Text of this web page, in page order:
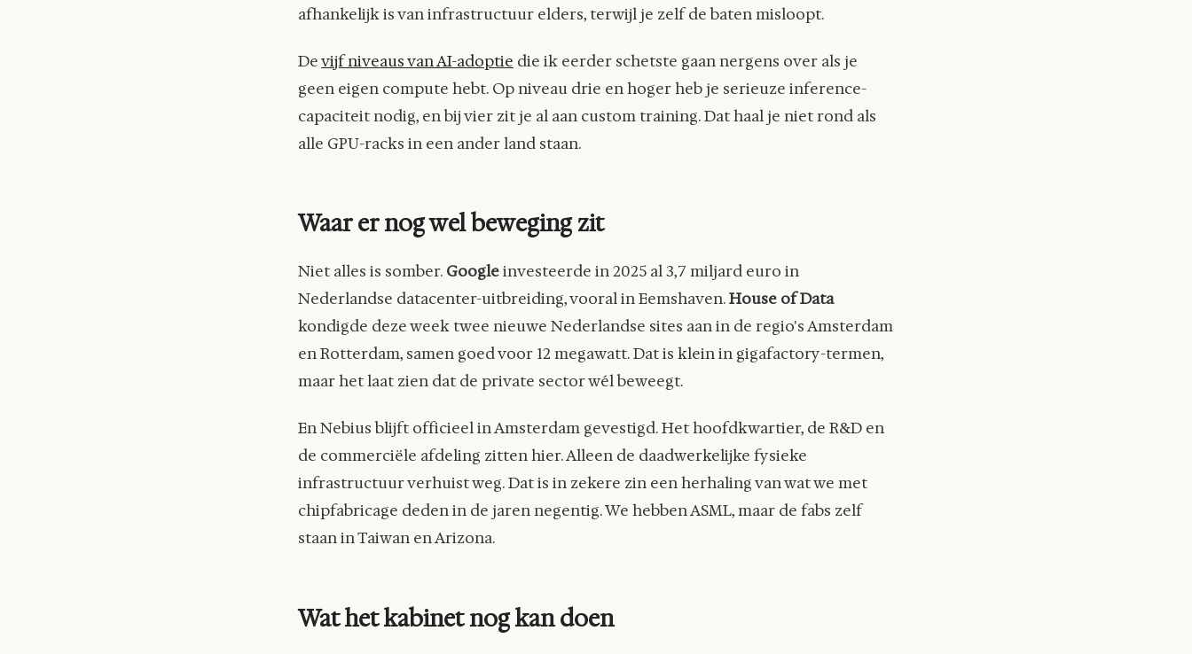
afhankelijk is van infrastructuur elders, terwijl je zelf de baten misloopt.
Devijf niveaus van AI-adoptie die ik eerder schetste gaan nergens over als je
geen eigen compute hebt. Op niveau drie en hoger heb je serieuze inference-
capaciteit nodig, en bij vier zit je al aan custom training. Dat haal je niet rond als
alle GPU-racks in een ander land staan.
Waar er nog wel beweging zit
Niet alles is somber. Googleinvesteerde in 2025 al 3,7 miljard euro in
Nederlandse datacenter-uitbreiding, vooral in Eemshaven.House of Data
kondigde deze week twee nieuwe Nederlandse sites aan in de regio's Amsterdam
en Rotterdam, samen goed voor 12 megawatt. Dat is klein in gigafactory-termen,
maar het laat zien dat de private sector wél beweegt.
En Nebius blijft officieel in Amsterdam gevestigd. Het hoofdkwartier, de R&D en
de commerciële afdeling zitten hier. Alleen de daadwerkelijke fysieke
infrastructuur verhuist weg. Dat is in zekere zin een herhaling van wat we met
chipfabricage deden in de jaren negentig. We hebben ASML, maar de fabs zelf
staan in Taiwan en Arizona.
Wat het kabinet nog kan doen